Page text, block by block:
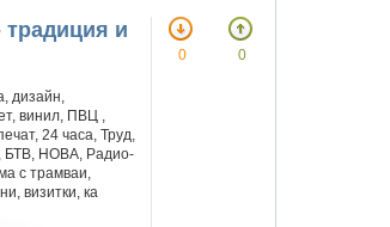
и
дизайн,
винил, ПВЦ ,
24 часа, Труд,
БТВ, НОВА, Радио-
с трамваи,
визитки, ка
0 0